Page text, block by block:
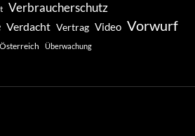
Verbraucherschutz
Verdacht Vertrag Video Vorwurf
Österreich Überwachung